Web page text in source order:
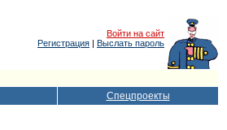
Войти на сайт
Регистрация | Выслать пароль
Спецпроекты